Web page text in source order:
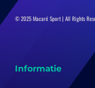
© 2025 Macaré Sport | All Rights
Informatie